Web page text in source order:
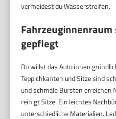
vermeidest du Wasserstreifen.
gepflegt
Du willst das Auto innen
Teppichkanten und Sitze sind
und schmale Bürsten erreichen
reinigt Sitze. Ein leichtes
unterschiedliche Materialien.